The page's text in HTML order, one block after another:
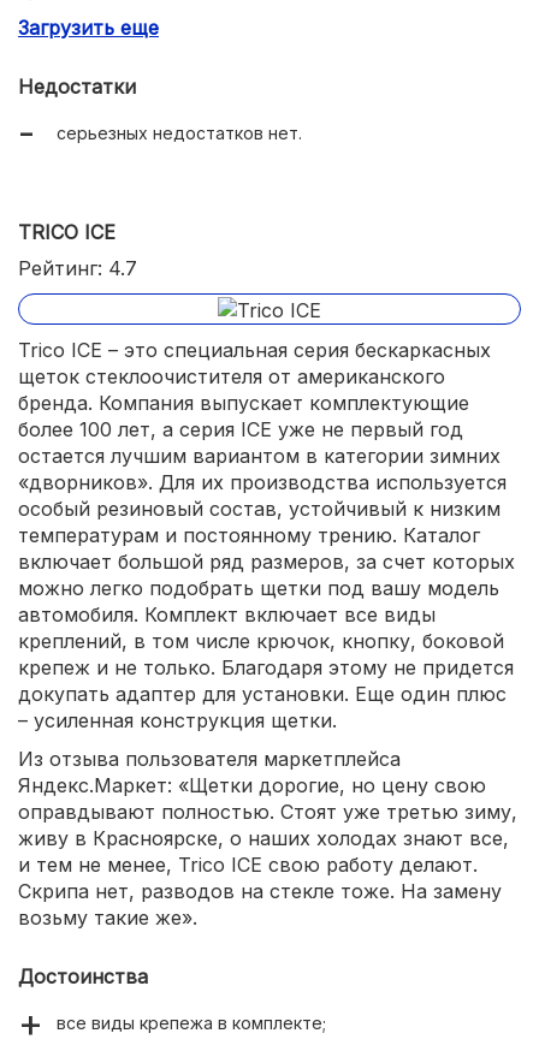
долгий срок эксплуатации.
Загрузить еще
Недостатки
серьезных недостатков нет.
TRICO ICE
Рейтинг: 4.7
Trico ICE – это специальная серия бескаркасных
щеток стеклоочистителя от американского
бренда. Компания выпускает комплектующие
более 100 лет, а серия ICE уже не первый год
остается лучшим вариантом в категории зимних
«дворников». Для их производства используется
особый резиновый состав, устойчивый к низким
температурам и постоянному трению. Каталог
включает большой ряд размеров, за счет которых
можно легко подобрать щетки под вашу модель
автомобиля. Комплект включает все виды
креплений, в том числе крючок, кнопку, боковой
крепеж и не только. Благодаря этому не придется
докупать адаптер для установки. Еще один плюс
– усиленная конструкция щетки.
Из отзыва пользователя маркетплейса
Яндекс.Маркет: «Щетки дорогие, но цену свою
оправдывают полностью. Стоят уже третью зиму,
живу в Красноярске, о наших холодах знают все,
и тем не менее, Trico ICE свою работу делают.
Скрипа нет, разводов на стекле тоже. На замену
возьму такие же».
Достоинства
все виды крепежа в комплекте;